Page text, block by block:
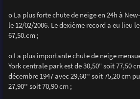
o La plus forte chute de neige en 24h à
le 12/02/2006. Le dexième record a eu lieu
67,50.cm ;
o La plus importante chute de neige
York centrale park est de 30,50" soit 77,50
décembre 1947 avec 29,60'' soit 75,20 cm
27,90'' soit 70,90 cm ;